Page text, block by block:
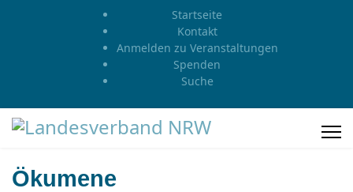
Startseite
Kontakt
Anmelden zu Veranstaltungen
Spenden
Suche
Ökumene